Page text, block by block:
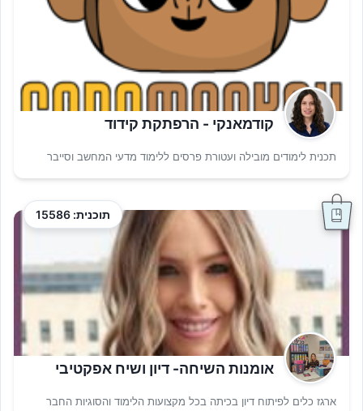
קודמאנקי - הרפתקת קידוד
תכנית לימודים מובילה ועטורת פרסים ללימוד מדעי המחשב וסייבר
תוכנית: 15586
אומנות השיחה- דיון ושיח אפקטיבי
ארגז כלים לפיתוח דיון בכיתה בכל מקצועות הלימוד והסוגיות החבר